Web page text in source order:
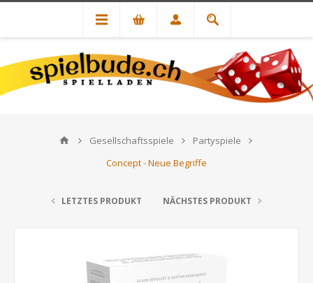
Gesellschaftsspiele
Partyspiele
Concept - Neue Begriffe
LETZTES PRODUKT NÄCHSTES PRODUKT